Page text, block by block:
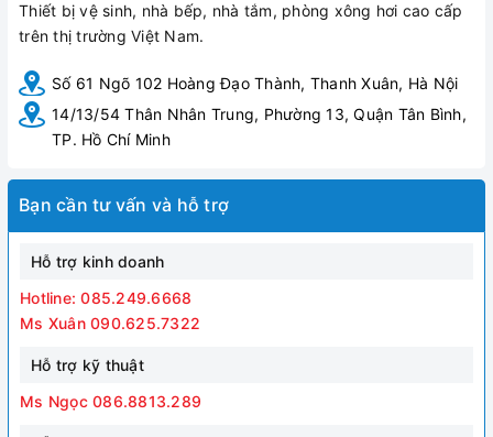
Thiết bị vệ sinh, nhà bếp, nhà tắm, phòng xông hơi cao cấp
trên thị trường Việt Nam.
Số 61 Ngõ 102 Hoàng Đạo Thành, Thanh Xuân, Hà Nội
14/13/54 Thân Nhân Trung, Phường 13, Quận Tân Bình,
TP. Hồ Chí Minh
Bạn cần tư vấn và hỗ trợ
Hỗ trợ kinh doanh
Hotline: 085.249.6668
Ms Xuân 090.625.7322
Hỗ trợ kỹ thuật
Ms Ngọc 086.8813.289